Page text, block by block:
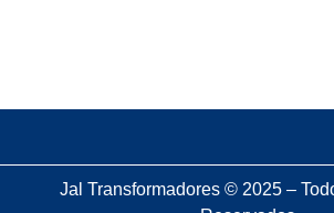
Jal Transformadores © 2025 –